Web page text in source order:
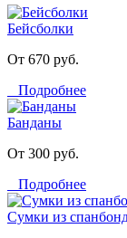
Бейсболки
От 670 руб.
Подробнее
Банданы
От 300 руб.
Подробнее
Сумки из